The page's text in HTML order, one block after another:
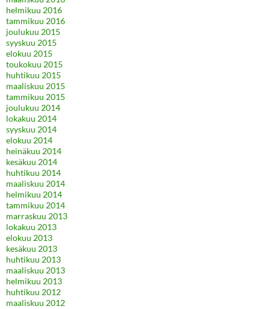
helmikuu 2016
tammikuu 2016
joulukuu 2015
syyskuu 2015
elokuu 2015
toukokuu 2015
huhtikuu 2015
maaliskuu 2015
tammikuu 2015
joulukuu 2014
lokakuu 2014
syyskuu 2014
elokuu 2014
heinäkuu 2014
kesäkuu 2014
huhtikuu 2014
maaliskuu 2014
helmikuu 2014
tammikuu 2014
marraskuu 2013
lokakuu 2013
elokuu 2013
kesäkuu 2013
huhtikuu 2013
maaliskuu 2013
helmikuu 2013
huhtikuu 2012
maaliskuu 2012